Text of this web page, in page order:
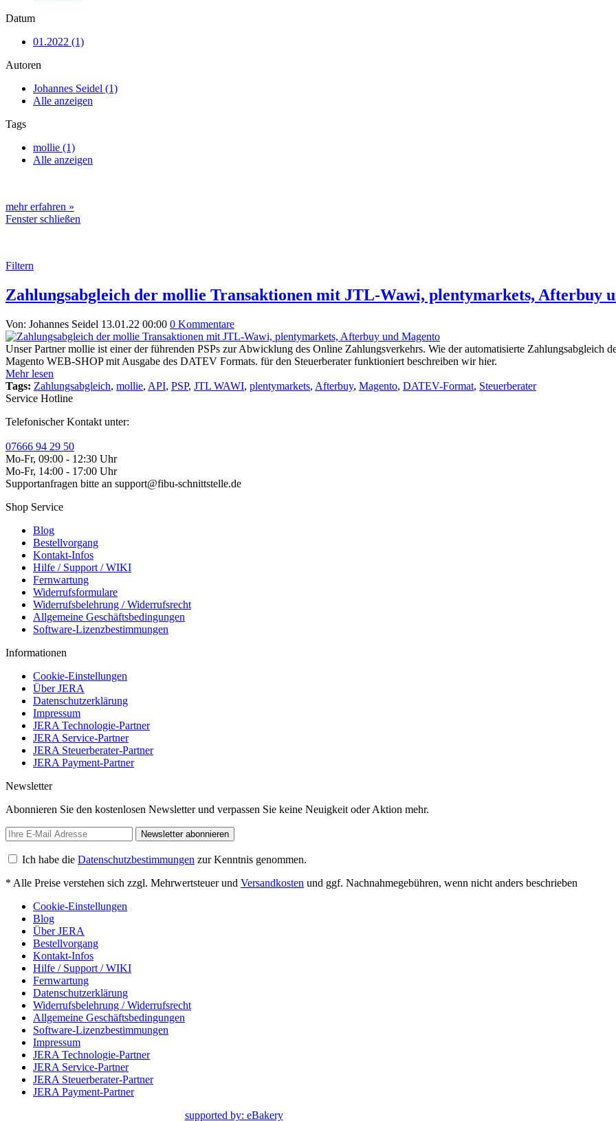
Datum
01.2022 (1)
Autoren
Johannes Seidel (1)
Alle anzeigen
Tags
mollie (1)
Alle anzeigen
mehr erfahren »
Fenster schließen
Filtern
Zahlungsabgleich der mollie Transaktionen mit JTL-Wawi, plentymarkets, Afterbuy
Von: Johannes Seidel 13.01.22 00:00 0 Kommentare
Unser Partner mollie ist einer der führenden PSPs zur Abwicklung des Online Zahlungsverkehrs. Wie der automatisierte
Magento WEB-SHOP mit Ausgabe des DATEV Formats. für den Steuerberater funktioniert beschreiben wir hier.
Mehr lesen
Tags: Zahlungsabgleich, mollie, API, PSP, JTL WAWI, plentymarkets, Afterbuy, Magento, DATEV-Format, Steuerberater
Service Hotline
Telefonischer Kontakt unter:
07666 94 29 50
Mo-Fr, 09:00 - 12:30 Uhr
Mo-Fr, 14:00 - 17:00 Uhr
Supportanfragen bitte an support@fibu-schnittstelle.de
Shop Service
Blog
Bestellvorgang
Kontakt-Infos
Hilfe / Support / WIKI
Fernwartung
Widerrufsformulare
Widerrufsbelehrung / Widerrufsrecht
Allgemeine Geschäftsbedingungen
Software-Lizenzbestimmungen
Informationen
Cookie-Einstellungen
Über JERA
Datenschutzerklärung
Impressum
JERA Technologie-Partner
JERA Service-Partner
JERA Steuerberater-Partner
JERA Payment-Partner
Newsletter
Abonnieren Sie den kostenlosen Newsletter und verpassen Sie keine Neuigkeit oder Aktion mehr.
Newsletter abonnieren
Ich habe die Datenschutzbestimmungen zur Kenntnis genommen.
* Alle Preise verstehen sich zzgl. Mehrwertsteuer und Versandkosten und ggf. Nachnahmegebühren, wenn nicht anders beschrieben
Cookie-Einstellungen
Blog
Über JERA
Bestellvorgang
Kontakt-Infos
Hilfe / Support / WIKI
Fernwartung
Datenschutzerklärung
Widerrufsbelehrung / Widerrufsrecht
Allgemeine Geschäftsbedingungen
Software-Lizenzbestimmungen
Impressum
JERA Technologie-Partner
JERA Service-Partner
JERA Steuerberater-Partner
JERA Payment-Partner
supported by: eBakery